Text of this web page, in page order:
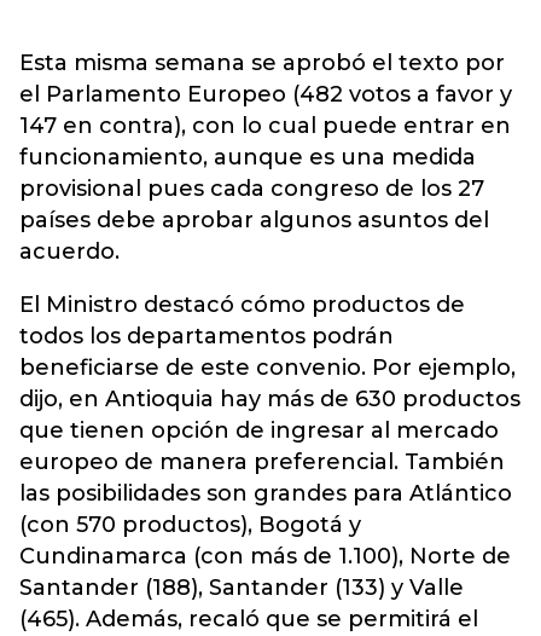
Esta misma semana se aprobó el texto por
el Parlamento Europeo (482 votos a favor y
147 en contra), con lo cual puede entrar en
funcionamiento, aunque es una medida
provisional pues cada congreso de los 27
países debe aprobar algunos asuntos del
acuerdo.
El Ministro destacó cómo productos de
todos los departamentos podrán
beneficiarse de este convenio. Por ejemplo,
dijo, en Antioquia hay más de 630 productos
que tienen opción de ingresar al mercado
europeo de manera preferencial. También
las posibilidades son grandes para Atlántico
(con 570 productos), Bogotá y
Cundinamarca (con más de 1.100), Norte de
Santander (188), Santander (133) y Valle
(465). Además, recaló que se permitirá el